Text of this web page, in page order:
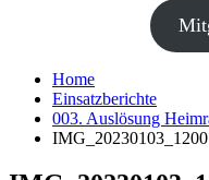
Home
Einsatzberichte
003. Auslösung